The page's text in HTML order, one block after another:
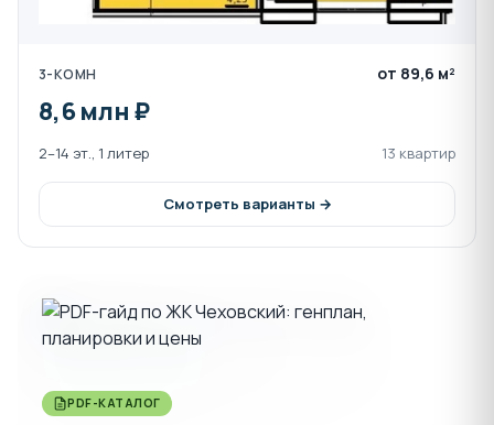
3-КОМН от 89,6 м²
8,6 млн ₽
2–14 эт., 1 литер 13 квартир
Смотреть варианты →
PDF-КАТАЛОГ